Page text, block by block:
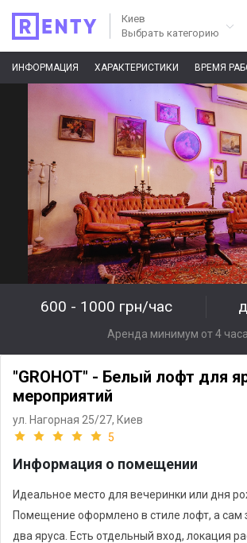
Киев
Выбрать категорию
ИНФОРМАЦИЯ ХАРАКТЕРИСТИКИ ВРЕМЯ
600 - 1000 грн/час
Аренда минимум от 4 часа
"GROHOT" - Белый лофт для
мероприятий
ул. Нагорная 25/27, Киев
5
Информация о помещении
Идеальное место для вечеринки или дня
Помещение оформлено в стиле лофт, а сам
два яруса. Есть отдельный вход, локация